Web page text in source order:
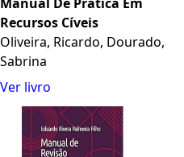
Recursos Cíveis
Oliveira, Ricardo, Dourado,
Sabrina
Ver livro